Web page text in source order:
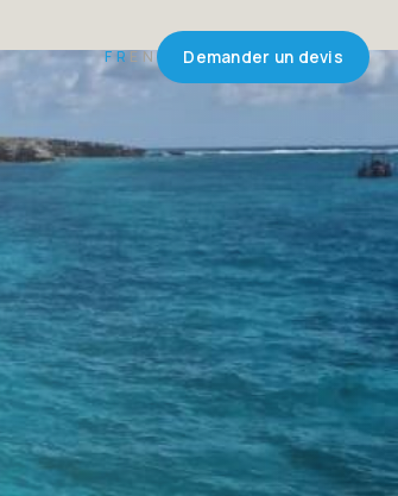
FREN Demander un devis